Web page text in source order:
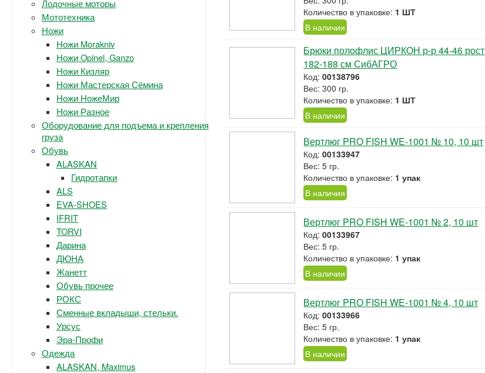
Лодочные моторы
Мототехника
Ножи
Ножи Morakniv
Ножи Opinel, Ganzo
Ножи Кизляр
Ножи Мастерская Сёмина
Ножи НожеМир
Ножи Разное
Оборудование для подъема и крепления
груза
Обувь
ALASKAN
Гидротапки
ALS
EVA-SHOES
IFRIT
TORVI
Дарина
ДЮНА
Жанетт
Обувь прочее
РОКС
Сменные вкладыши, стельки.
Урсус
Эра-Профи
Одежда
ALASKAN, Maximus
Количество в упаковке: 1 ШТ
В наличии
Брюки полофлис ЦИРКОН р-р 44-46 рост
182-188 см СибАГРО
Код:00138796
Вес: 300 гр.
Количество в упаковке: 1 ШТ
В наличии
Вертлюг PRO FISH WE-1001 № 10, 10 шт
Код:00133947
Вес: 5 гр.
Количество в упаковке: 1 упак
В наличии
Вертлюг PRO FISH WE-1001 № 2, 10 шт
Код:00133967
Вес: 5 гр.
Количество в упаковке: 1 упак
В наличии
Вертлюг PRO FISH WE-1001 № 4, 10 шт
Код:00133966
Вес: 5 гр.
Количество в упаковке: 1 упак
В наличии